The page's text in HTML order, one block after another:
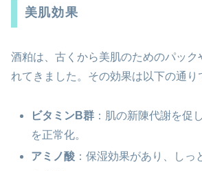
美肌効果
酒粕は、古くから美肌のためのパック
れてきました。その効果は以下の通り
ビタミンB群 ：肌の新陳代謝を促
を正常化。
アミノ酸 ：保湿効果があり、しっ